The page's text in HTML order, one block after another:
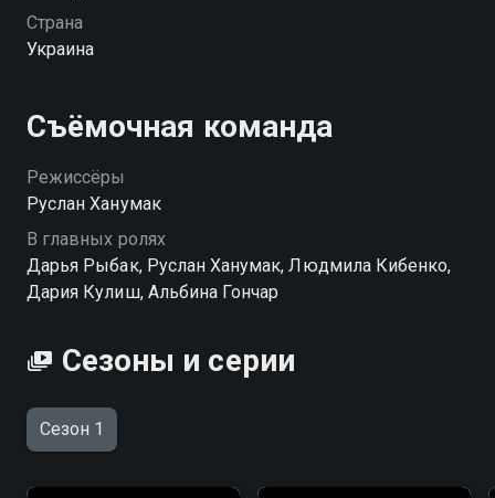
к другу?
Страна
Украина
Съёмочная команда
Режиссёры
Руслан Ханумак
В главных ролях
Дарья Рыбак, Руслан Ханумак, Людмила Кибенко,
Дария Кулиш, Альбина Гончар
Сезоны и серии
Сезон 1